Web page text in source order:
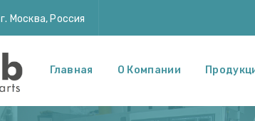
г. Москва, Россия
Главная О Компании